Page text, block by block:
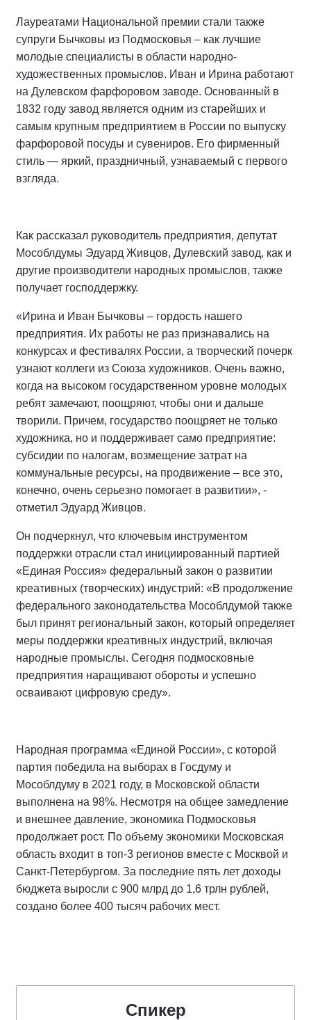
Лауреатами Национальной премии стали также
супруги Бычковы из Подмосковья – как лучшие
молодые специалисты в области народно-
художественных промыслов. Иван и Ирина работают
на Дулевском фарфоровом заводе. Основанный в
1832 году завод является одним из старейших и
самым крупным предприятием в России по выпуску
фарфоровой посуды и сувениров. Его фирменный
стиль — яркий, праздничный, узнаваемый с первого
взгляда.
Как рассказал руководитель предприятия, депутат
Мособлдумы Эдуард Живцов, Дулевский завод, как и
другие производители народных промыслов, также
получает господдержку.
«Ирина и Иван Бычковы – гордость нашего
предприятия. Их работы не раз признавались на
конкурсах и фестивалях России, а творческий почерк
узнают коллеги из Союза художников. Очень важно,
когда на высоком государственном уровне молодых
ребят замечают, поощряют, чтобы они и дальше
творили. Причем, государство поощряет не только
художника, но и поддерживает само предприятие:
субсидии по налогам, возмещение затрат на
коммунальные ресурсы, на продвижение – все это,
конечно, очень серьезно помогает в развитии», -
отметил Эдуард Живцов.
Он подчеркнул, что ключевым инструментом
поддержки отрасли стал инициированный партией
«Единая Россия» федеральный закон о развитии
креативных (творческих) индустрий: «В продолжение
федерального законодательства Мособлдумой также
был принят региональный закон, который определяет
меры поддержки креативных индустрий, включая
народные промыслы. Сегодня подмосковные
предприятия наращивают обороты и успешно
осваивают цифровую среду».
Народная программа «Единой России», с которой
партия победила на выборах в Госдуму и
Мособлдуму в 2021 году, в Московской области
выполнена на 98%. Несмотря на общее замедление
и внешнее давление, экономика Подмосковья
продолжает рост. По объему экономики Московская
область входит в топ-3 регионов вместе с Москвой и
Санкт-Петербургом. За последние пять лет доходы
бюджета выросли с 900 млрд до 1,6 трлн рублей,
создано более 400 тысяч рабочих мест.
Спикер